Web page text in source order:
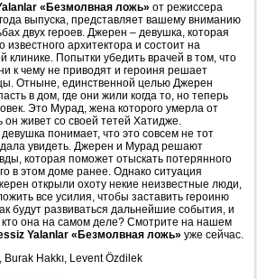
«Безмолвная ложь» от режиссера
выпуска, представляет вашему вниманию
двух героев. Джерен – девушка, которая
известного архитектора и состоит на
клинике. Попытки убедить врачей в том, что
к чему не приводят и героиня решает
Отныне, единственной целью Джерен
в дом, где они жили когда то, но теперь
Это Мурад, жена которого умерла от
живет со своей тетей Хатидже.
понимает, что это совсем не тот
увидеть. Джерен и Мурад решают
которая поможет отыскать потерянного
в этом доме ранее. Однако ситуация
открыли охоту некие неизвестные люди,
все усилия, чтобы заставить героиню
будут развиваться дальнейшие события, и
она на самом деле? Смотрите на нашем
Yalanlar «Безмолвная ложь» уже сейчас.
Burak Hakkı, Levent Özdilek